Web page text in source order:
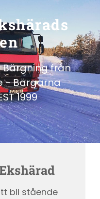
från
- Bärgarna
1999
bli stående